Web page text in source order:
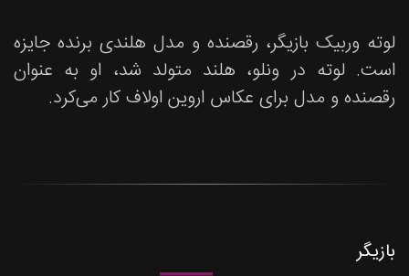
لوته وربیک بازیگر، رقصنده و مدل هلندی برنده جایزه
است. لوته در ونلو، هلند متولد شد، او به عنوان
رقصنده و مدل برای عکاس اروین اولاف کار می‌کرد.
بازیگر